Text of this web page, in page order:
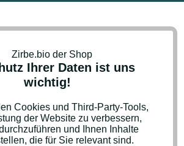
Newsletter
Ihrer Daten ist uns
wichtig!
Cookies und Third-Party-Tools,
der Website zu verbessern,
und Ihnen Inhalte
die für Sie relevant sind.